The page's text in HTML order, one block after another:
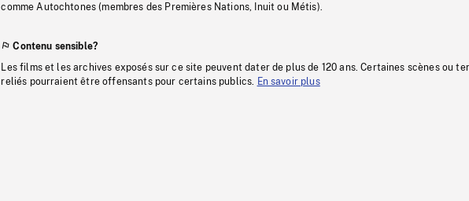
comme Autochtones (membres des Premières Nations, Inuit ou Métis).
Contenu sensible?
Les films et les archives exposés sur ce site peuvent dater de plus de 120 ans. Certaines scènes ou
reliés pourraient être offensants pour certains publics.
En savoir plus